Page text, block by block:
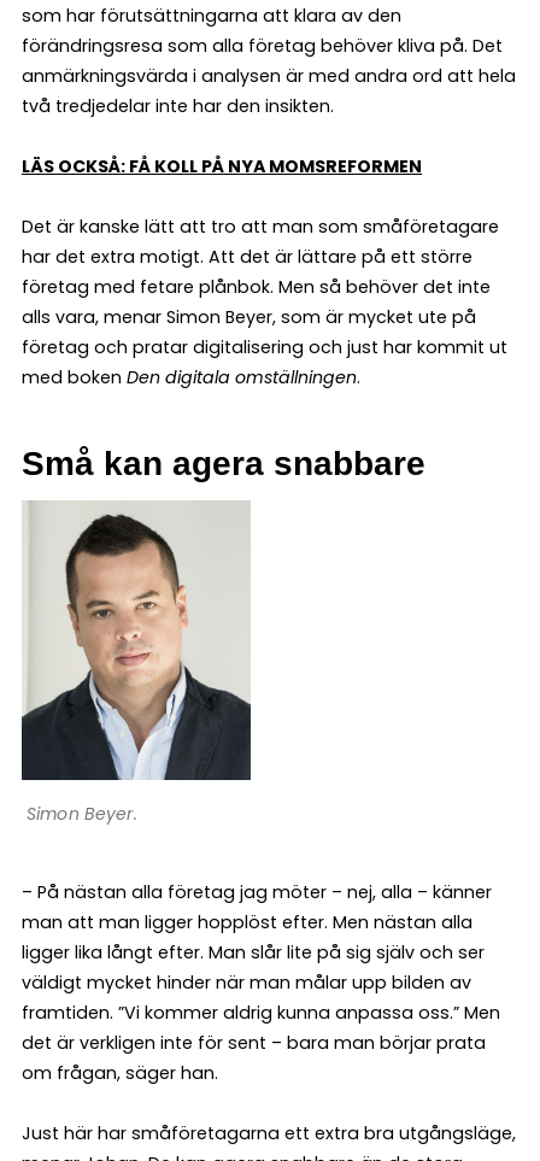
som har förutsättningarna att klara av den
förändringsresa som alla företag behöver kliva på. Det
anmärkningsvärda i analysen är med andra ord att hela
två tredjedelar inte har den insikten.
LÄS OCKSÅ: FÅ KOLL PÅ NYA MOMSREFORMEN
Det är kanske lätt att tro att man som småföretagare
har det extra motigt. Att det är lättare på ett större
företag med fetare plånbok. Men så behöver det inte
alls vara, menar Simon Beyer, som är mycket ute på
företag och pratar digitalisering och just har kommit ut
med boken Den digitala omställningen.
Små kan agera snabbare
Simon Beyer.
– På nästan alla företag jag möter – nej, alla – känner
man att man ligger hopplöst efter. Men nästan alla
ligger lika långt efter. Man slår lite på sig själv och ser
väldigt mycket hinder när man målar upp bilden av
framtiden. ”Vi kommer aldrig kunna anpassa oss.” Men
det är verkligen inte för sent – bara man börjar prata
om frågan, säger han.
Just här har småföretagarna ett extra bra utgångsläge,